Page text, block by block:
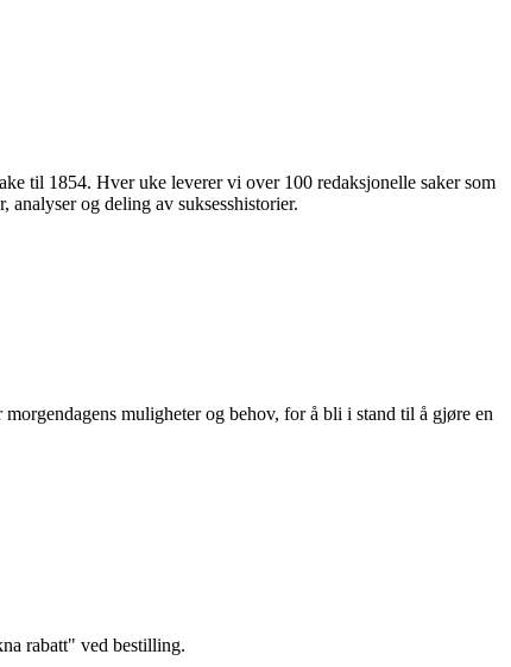
til 1854. Hver uke leverer vi over 100 redaksjonelle saker som
og deling av suksesshistorier.
muligheter og behov, for å bli i stand til å gjøre en
rabatt" ved bestilling.